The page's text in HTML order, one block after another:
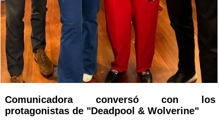
Comunicadora conversó con los
protagonistas de "Deadpool & Wolverine"